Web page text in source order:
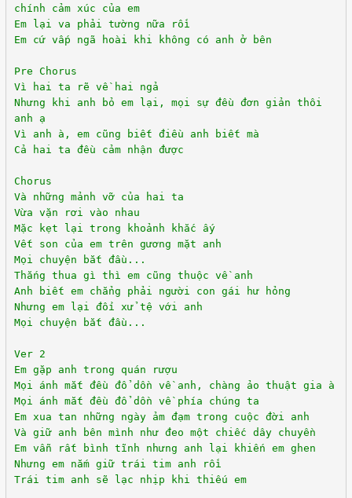
chính cảm xúc của em
Em lại va phải tường nữa rồi
Em cứ vấp ngã hoài khi không có anh ở bên
Pre Chorus
Vì hai ta rẽ về hai ngả
Nhưng khi anh bỏ em lại, mọi sự đều đơn giản thôi
anh ạ
Vì anh à, em cũng biết điều anh biết mà
Cả hai ta đều cảm nhận được
Chorus
Và những mảnh vỡ của hai ta
Vừa vặn rơi vào nhau
Mặc kẹt lại trong khoảnh khắc ấy
Vết son của em trên gương mặt anh
Mọi chuyện bắt đầu...
Thắng thua gì thì em cũng thuộc về anh
Anh biết em chẳng phải người con gái hư hỏng
Nhưng em lại đối xử tệ với anh
Mọi chuyện bắt đầu...
Ver 2
Em gặp anh trong quán rượu
Mọi ánh mắt đều đổ dồn về anh, chàng ảo thuật gia à
Mọi ánh mắt đều đổ dồn về phía chúng ta
Em xua tan những ngày ảm đạm trong cuộc đời anh
Và giữ anh bên mình như đeo một chiếc dây chuyền
Em vẫn rất bình tĩnh nhưng anh lại khiến em ghen
Nhưng em nắm giữ trái tim anh rồi
Trái tim anh sẽ lạc nhịp khi thiếu em